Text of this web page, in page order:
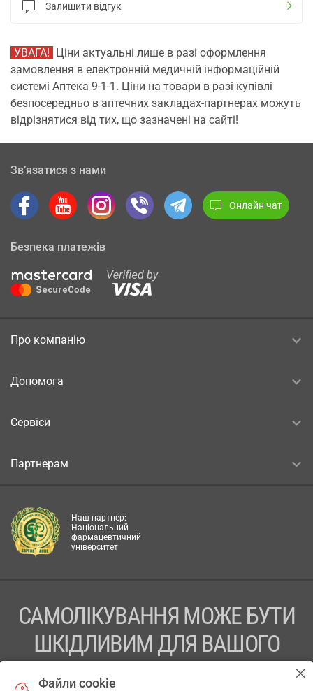
Залишити відгук
УВАГА! Ціни актуальні лише в разі оформлення
замовлення в електронній медичній інформаційній
системі Аптека 9-1-1. Ціни на товари в разі купівлі
безпосередньо в аптечних закладах-партнерах можуть
відрізнятися від тих, що зазначені на сайті!
Зв’язатися з нами
Онлайн чат
Безпека платежів
Про компанію
Допомога
Сервіси
Партнерам
Наш партнер:
Національний
фармацевтичний
університет
САМОЛІКУВАННЯ МОЖЕ БУТИ
ШКІДЛИВИМ ДЛЯ ВАШОГО
Файли cookie